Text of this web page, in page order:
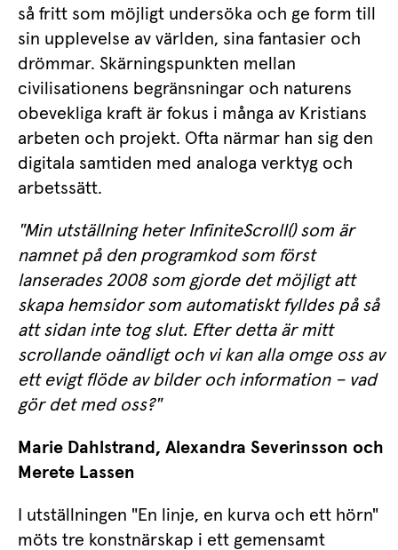
så fritt som möjligt undersöka och ge form till
sin upplevelse av världen, sina fantasier och
drömmar. Skärningspunkten mellan
civilisationens begränsningar och naturens
obevekliga kraft är fokus i många av Kristians
arbeten och projekt. Ofta närmar han sig den
digitala samtiden med analoga verktyg och
arbetssätt.
"Min utställning heter InfiniteScroll() som är
namnet på den programkod som först
lanserades 2008 som gjorde det möjligt att
skapa hemsidor som automatiskt fylldes på så
att sidan inte tog slut. Efter detta är mitt
scrollande oändligt och vi kan alla omge oss av
ett evigt flöde av bilder och information – vad
gör det med oss?"
Marie Dahlstrand, Alexandra Severinsson och
Merete Lassen
I utställningen "En linje, en kurva och ett hörn"
möts tre konstnärskap i ett gemensamt